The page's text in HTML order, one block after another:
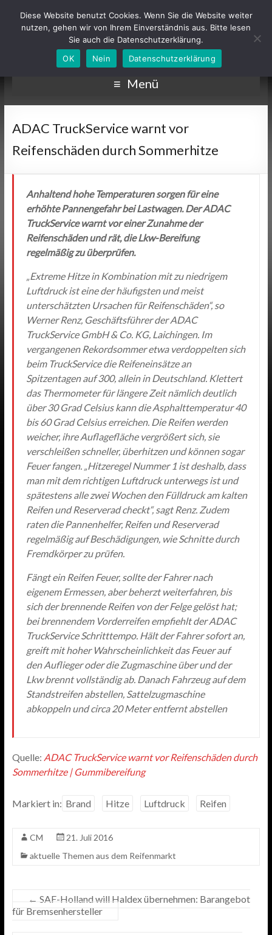
Menü
ADAC TruckService warnt vor
Reifenschäden durch Sommerhitze
Anhaltend hohe Temperaturen sorgen für eine
erhöhte Pannengefahr bei Lastwagen. Der ADAC
TruckService warnt vor einer Zunahme der
Reifenschäden und rät, die Lkw-Bereifung
regelmäßig zu überprüfen.
„Extreme Hitze in Kombination mit zu niedrigem
Luftdruck ist eine der häufigsten und meist
unterschätzten Ursachen für Reifenschäden“, so
Werner Renz, Geschäftsführer der ADAC
TruckService GmbH & Co. KG, Laichingen. Im
vergangenen Rekordsommer etwa verdoppelten sich
beim TruckService die Reifeneinsätze an
Spitzentagen auf 300, allein in Deutschland. Klettert
das Thermometer für längere Zeit nämlich deutlich
über 30 Grad Celsius kann die Asphalttemperatur 40
bis 60 Grad Celsius erreichen. Die Reifen werden
weicher, ihre Auflagefläche vergrößert sich, sie
verschleißen schneller, überhitzen und können sogar
Feuer fangen. „Hitzeregel Nummer 1 ist deshalb, dass
man mit dem richtigen Luftdruck unterwegs ist und
spätestens alle zwei Wochen den Fülldruck am kalten
Reifen und Reserverad checkt“, sagt Renz. Zudem
raten die Pannenhelfer, Reifen und Reserverad
regelmäßig auf Beschädigungen, wie Schnitte durch
Fremdkörper zu prüfen.
Fängt ein Reifen Feuer, sollte der Fahrer nach
eigenem Ermessen, aber beherzt weiterfahren, bis
sich der brennende Reifen von der Felge gelöst hat;
bei brennendem Vorderreifen empfiehlt der ADAC
TruckService Schritttempo. Hält der Fahrer sofort an,
greift mit hoher Wahrscheinlichkeit das Feuer auf
den Auflieger oder die Zugmaschine über und der
Lkw brennt vollständig ab. Danach Fahrzeug auf dem
Standstreifen abstellen, Sattelzugmaschine
abkoppeln und circa 20 Meter entfernt abstellen
Quelle: ADAC TruckService warnt vor Reifenschäden durch
Sommerhitze | Gummibereifung
Markiert in: Brand Hitze Luftdruck Reifen
CM
21. Juli 2016
aktuelle Themen aus dem Reifenmarkt
← SAF-Holland will Haldex übernehmen: Barangebot
für Bremsenhersteller
Diese Website benutzt Cookies. Wenn Sie die Website weiter
nutzen, gehen wir von Ihrem Einverständnis aus. Bitte lesen
Sie auch die Datenschutzerklärung.
OK
Nein Datenschutzerklärung